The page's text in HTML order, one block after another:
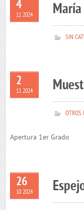
4
11 2024
SIN
2
11 2024
OTROS
Apertura 1er Grado
26
10 2024